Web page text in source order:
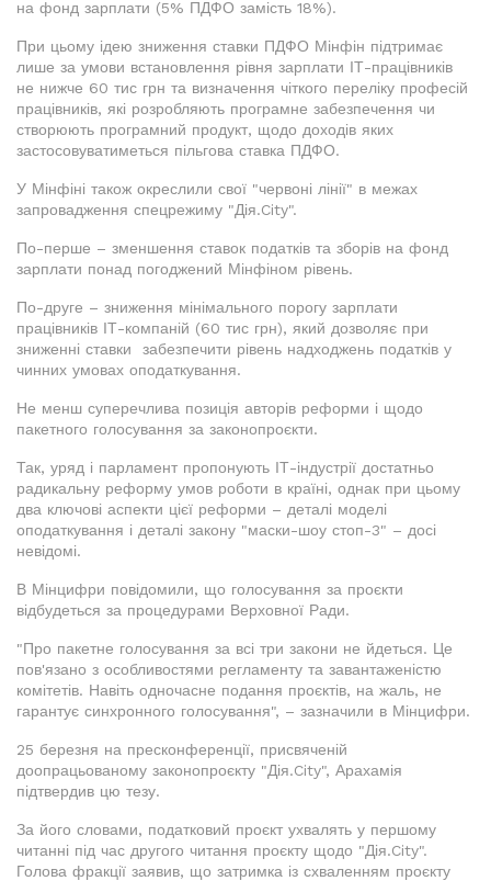
на фонд зарплати (5% ПДФО замість 18%).
При цьому ідею зниження ставки ПДФО Мінфін підтримає
лише за умови встановлення рівня зарплати ІТ-працівників
не нижче 60 тис грн та визначення чіткого переліку професій
працівників, які розробляють програмне забезпечення чи
створюють програмний продукт, щодо доходів яких
застосовуватиметься пільгова ставка ПДФО.
У Мінфіні також окреслили свої "червоні лінії" в межах
запровадження спецрежиму "Дія.City".
По-перше – зменшення ставок податків та зборів на фонд
зарплати понад погоджений Мінфіном рівень.
По-друге – зниження мінімального порогу зарплати
працівників ІТ-компаній (60 тис грн), який дозволяє при
зниженні ставки забезпечити рівень надходжень податків у
чинних умовах оподаткування.
Не менш суперечлива позиція авторів реформи і щодо
пакетного голосування за законопроєкти.
Так, уряд і парламент пропонують ІТ-індустрії достатньо
радикальну реформу умов роботи в країні, однак при цьому
два ключові аспекти цієї реформи – деталі моделі
оподаткування і деталі закону "маски-шоу стоп-3" – досі
невідомі.
В Мінцифри повідомили, що голосування за проєкти
відбудеться за процедурами Верховної Ради.
"Про пакетне голосування за всі три закони не йдеться. Це
пов'язано з особливостями регламенту та завантаженістю
комітетів. Навіть одночасне подання проєктів, на жаль, не
гарантує синхронного голосування", – зазначили в Мінцифри.
25 березня на пресконференції, присвяченій
доопрацьованому законопроєкту "Дія.City", Арахамія
підтвердив цю тезу.
За його словами, податковий проєкт ухвалять у першому
читанні під час другого читання проєкту щодо "Дія.City".
Голова фракції заявив, що затримка із схваленням проєкту